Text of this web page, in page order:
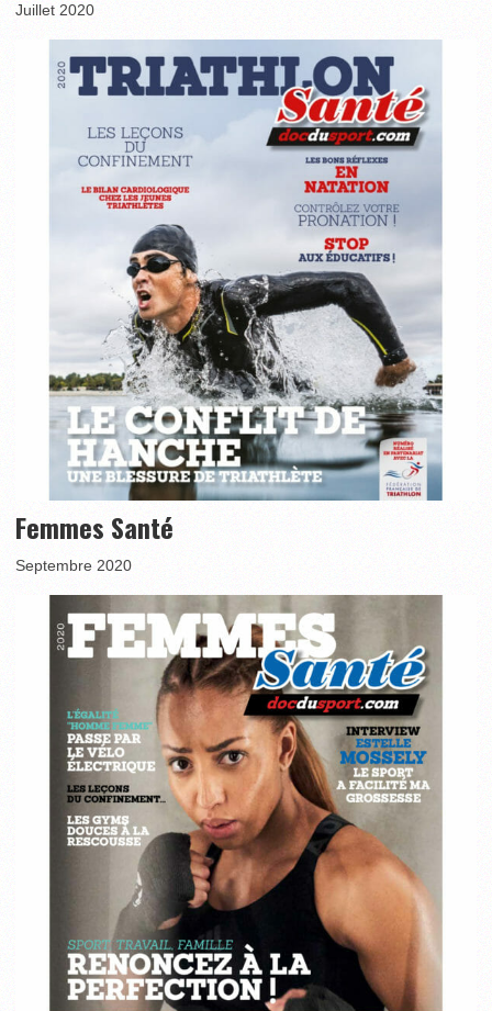
Juillet 2020
Femmes Santé
Septembre 2020